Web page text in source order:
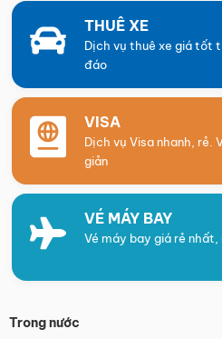
THUÊ XE
Dịch vụ thuê xe giá tốt
đáo
VISA
Dịch vụ Visa nhanh, rẻ.
giản
VÉ MÁY BAY
Vé máy bay giá rẻ nhất,
Trong nước